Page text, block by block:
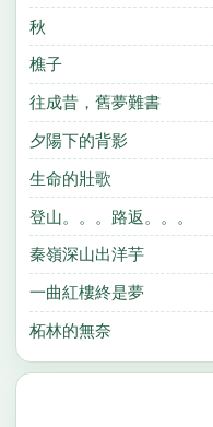
秋
樵子
往成昔，舊夢難書
夕陽下的背影
生命的壯歌
登山。。。路返。。。
秦嶺深山出洋芋
一曲紅樓終是夢
柘林的無奈